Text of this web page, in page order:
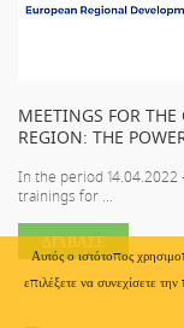
Αυτός ο ιστότοπος
επιλέξετε να συνεχίσετε
MEETINGS FOR
REGION: THE
In the period 14.04.2022
trainings for ...
ΔΙΆΒΑΣΕ